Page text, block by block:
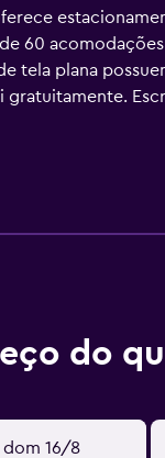
60
tela plana
gratuitamente.
de cama
do
dom 16/8